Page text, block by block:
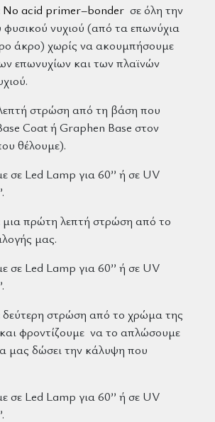
No acid primer–bonder σε όλη την
φυσικού νυχιού (από τα επωνύχια
άκρο) χωρίς να ακουμπήσουμε
επωνυχίων και των πλαϊνών
στρώση από τη βάση που
Coat ή Graphen Base στον
θέλουμε).
σε Led Lamp για 60’’ ή σε UV
πρώτη λεπτή στρώση από το
μας.
σε Led Lamp για 60’’ ή σε UV
στρώση από το χρώμα της
φροντίζουμε να το απλώσουμε
μας δώσει την κάλυψη που
σε Led Lamp για 60’’ ή σε UV